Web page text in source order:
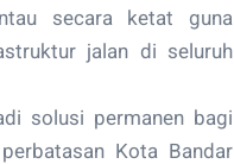
secara ketat guna
jalan di seluruh
solusi permanen bagi
Kota Bandar